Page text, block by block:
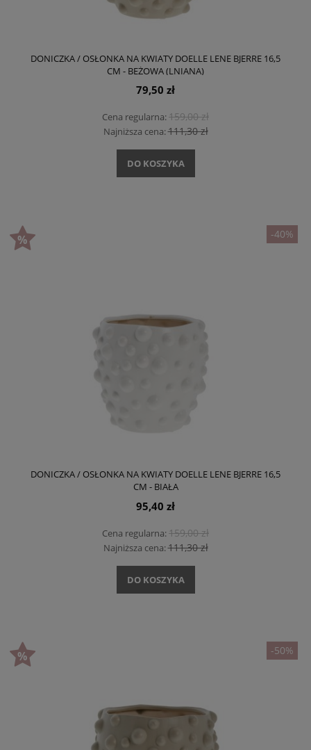
DONICZKA / OSŁONKA NA KWIATY DOELLE LENE BJERRE 16,5
CM - BEŻOWA (LNIANA)
79,50 zł
Cena regularna:159,00 zł
Najniższa cena:111,30 zł
DO KOSZYKA
DONICZKA / OSŁONKA NA KWIATY DOELLE LENE BJERRE 16,5
CM - BIAŁA
95,40 zł
Cena regularna:159,00 zł
Najniższa cena:111,30 zł
DO KOSZYKA
-40%
-50%